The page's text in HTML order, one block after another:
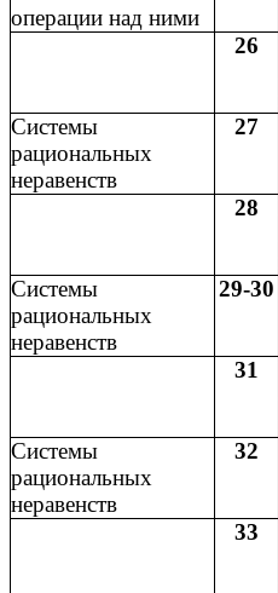
операции над ними
26
Системы
рациональных
неравенств
27
28
Системы
рациональных
неравенств
29-30
31
Системы
рациональных
неравенств
32
33